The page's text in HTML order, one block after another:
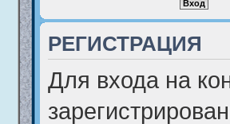
РЕГИСТРАЦИЯ
Для входа на